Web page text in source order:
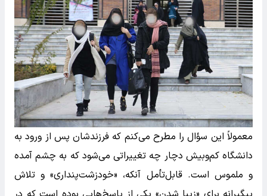
معمولاً این سؤال را مطرح می‌کنم که فرزندشان پس از ورود به
دانشگاه کم‌وبیش دچار چه تغییراتی می‌شود که به چشم آمده
و ملموس است. قابل‌تأمل آنکه، «خودزشت‌پنداری» و تلاش